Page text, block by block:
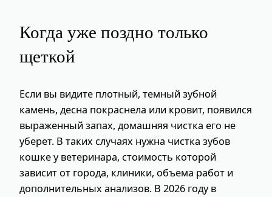
Когда уже поздно только
щеткой
Если вы видите плотный, темный зубной
камень, десна покраснела или кровит, появился
выраженный запах, домашняя чистка его не
уберет. В таких случаях нужна чистка зубов
кошке у ветеринара, стоимость которой
зависит от города, клиники, объема работ и
дополнительных анализов. В 2026 году в